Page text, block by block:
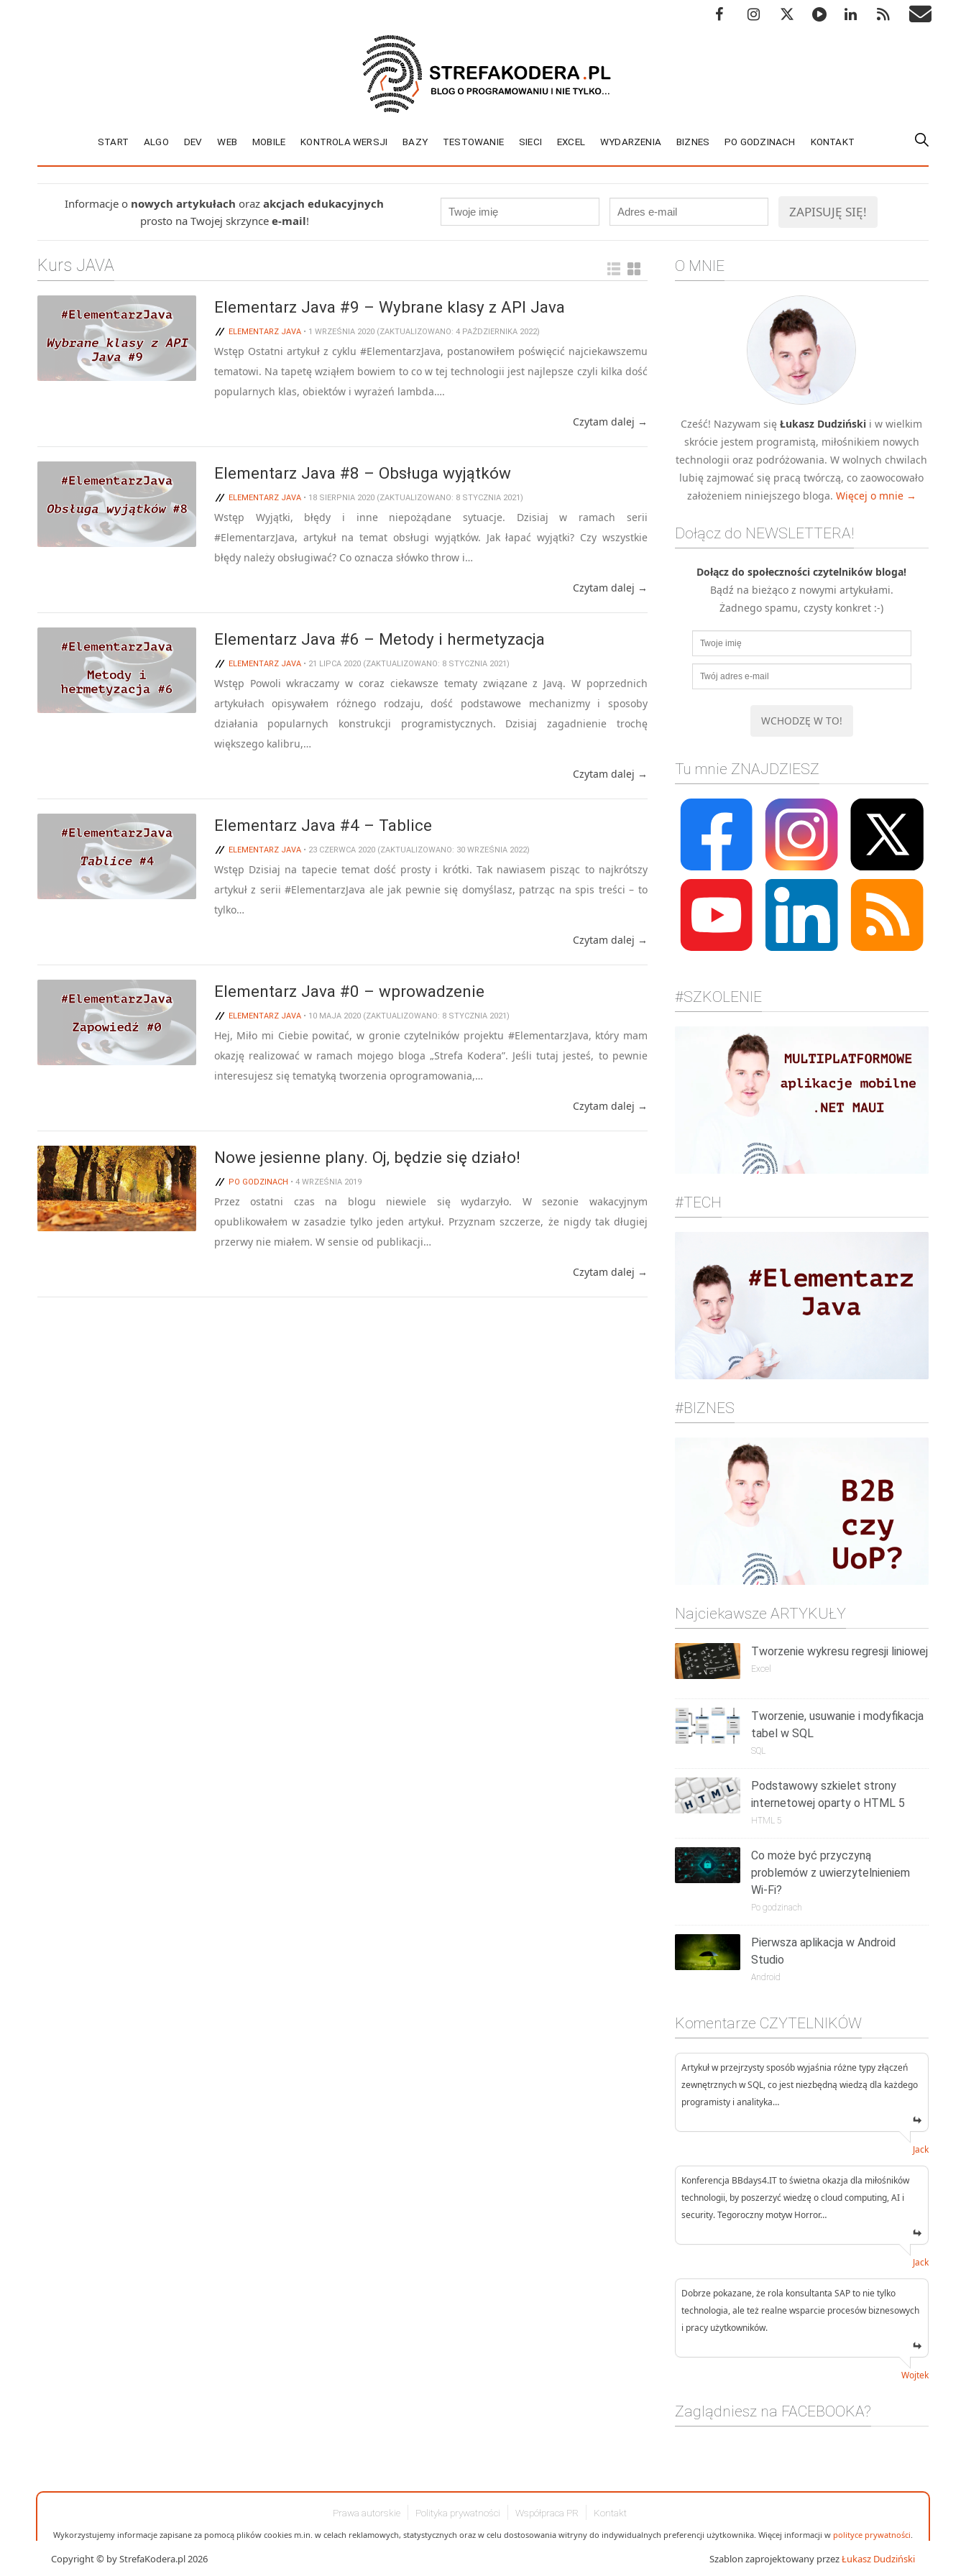
START ALGO DEV WEB MOBILE KONTROLA WERSJI BAZY TESTOWANIE SIECI EXCEL WYDARZENIA BIZNES PO GODZINACH KONTAKT
Informacje o nowych artykułach oraz akcjach edukacyjnych
prosto na Twojej skrzynce e-mail!
Kurs JAVA
Elementarz Java #9 – Wybrane klasy z API Java
ELEMENTARZ JAVA• 1 WRZEŚNIA 2020 (ZAKTUALIZOWANO: 4 PAŹDZIERNIKA 2022)
Wstęp Ostatni artykuł z cyklu #ElementarzJava, postanowiłem poświęcić najciekawszemu
tematowi. Na tapetę wziąłem bowiem to co w tej technologii jest najlepsze czyli kilka dość
popularnych klas, obiektów i wyrażeń lambda….
Czytam dalej →
Elementarz Java #8 – Obsługa wyjątków
ELEMENTARZ JAVA• 18 SIERPNIA 2020 (ZAKTUALIZOWANO: 8 STYCZNIA 2021)
Wstęp Wyjątki, błędy i inne niepożądane sytuacje. Dzisiaj w ramach serii
#ElementarzJava, artykuł na temat obsługi wyjątków. Jak łapać wyjątki? Czy wszystkie
błędy należy obsługiwać? Co oznacza słówko throw i…
Czytam dalej →
Elementarz Java #6 – Metody i hermetyzacja
ELEMENTARZ JAVA• 21 LIPCA 2020 (ZAKTUALIZOWANO: 8 STYCZNIA 2021)
Wstęp Powoli wkraczamy w coraz ciekawsze tematy związane z Javą. W poprzednich
artykułach opisywałem różnego rodzaju, dość podstawowe mechanizmy i sposoby
działania popularnych konstrukcji programistycznych. Dzisiaj zagadnienie trochę
większego kalibru,…
Czytam dalej →
Elementarz Java #4 – Tablice
ELEMENTARZ JAVA• 23 CZERWCA 2020 (ZAKTUALIZOWANO: 30 WRZEŚNIA 2022)
Wstęp Dzisiaj na tapecie temat dość prosty i krótki. Tak nawiasem pisząc to najkrótszy
artykuł z serii #ElementarzJava ale jak pewnie się domyślasz, patrząc na spis treści – to
tylko…
Czytam dalej →
Elementarz Java #0 – wprowadzenie
ELEMENTARZ JAVA• 10 MAJA 2020 (ZAKTUALIZOWANO: 8 STYCZNIA 2021)
Hej, Miło mi Ciebie powitać, w gronie czytelników projektu #ElementarzJava, który mam
okazję realizować w ramach mojego bloga „Strefa Kodera”. Jeśli tutaj jesteś, to pewnie
interesujesz się tematyką tworzenia oprogramowania,…
Czytam dalej →
Nowe jesienne plany. Oj, będzie się działo!
PO GODZINACH • 4 WRZEŚNIA 2019
Przez ostatni czas na blogu niewiele się wydarzyło. W sezonie wakacyjnym
opublikowałem w zasadzie tylko jeden artykuł. Przyznam szczerze, że nigdy tak długiej
przerwy nie miałem. W sensie od publikacji…
Czytam dalej →
O MNIE
Cześć! Nazywam sięŁukasz Dudziński i w wielkim
skrócie jestem programistą, miłośnikiem nowych
technologii oraz podróżowania. W wolnych chwilach
lubię zajmować się pracą twórczą, co zaowocowało
założeniem niniejszego bloga. Więcej o mnie →
Dołącz do NEWSLETTERA!
Dołącz do społeczności czytelników bloga!
Bądź na bieżąco z nowymi artykułami.
Żadnego spamu, czysty konkret :-)
Tu mnie ZNAJDZIESZ
#SZKOLENIE
#TECH
#BIZNES
Najciekawsze ARTYKUŁY
Tworzenie wykresu regresji liniowej
Excel
Tworzenie, usuwanie i modyfikacja
tabel w SQL
SQL
Podstawowy szkielet strony
internetowej oparty o HTML 5
HTML 5
Co może być przyczyną
problemów z uwierzytelnieniem
Wi-Fi?
Po godzinach
Pierwsza aplikacja w Android
Studio
Android
Komentarze CZYTELNIKÓW
Artykuł w przejrzysty sposób wyjaśnia różne typy złączeń
zewnętrznych w SQL, co jest niezbędną wiedzą dla każdego
programisty i analityka…
Jack
Konferencja BBdays4.IT to świetna okazja dla miłośników
technologii, by poszerzyć wiedzę o cloud computing, AI i
security. Tegoroczny motyw Horror…
Jack
Dobrze pokazane, że rola konsultanta SAP to nie tylko
technologia, ale też realne wsparcie procesów biznesowych
i pracy użytkowników.
Wojtek
Zaglądniesz na FACEBOOKA?
Prawa autorskie Polityka prywatności Współpraca PR Kontakt
Wykorzystujemy informacje zapisane za pomocą plików cookies m.in. w celach reklamowych, statystycznych oraz w celu dostosowania witryny do indywidualnych preferencji użytkownika. Więcej informacji w polityce prywatności
Copyright © by StrefaKodera.pl 2026 Szablon zaprojektowany przezŁukasz Dudziński